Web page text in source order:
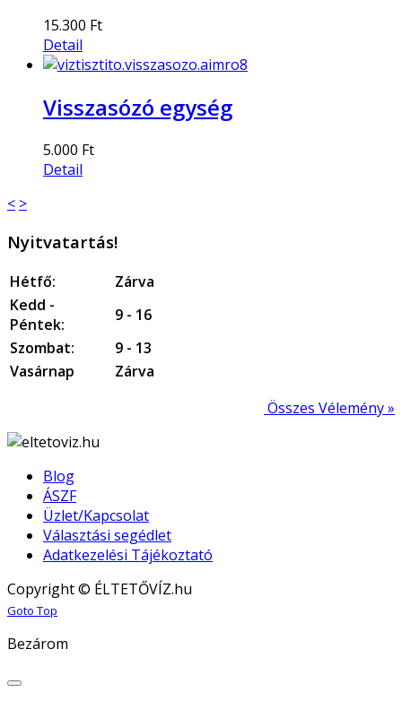
15.300 Ft
Detail
Visszasózó egység
5.000 Ft
Detail
< >
Nyitvatartás!
Hétfő:
Zárva
Kedd -
Péntek:
9 - 16
Szombat:
9 - 13
Vasárnap
Zárva
Összes Vélemény »
Blog
ÁSZF
Üzlet/Kapcsolat
Választási segédlet
Adatkezelési Tájékoztató
Copyright © ÉLTETŐVÍZ.hu
Joomla! 3 Templates
Goto Top
Bezárom